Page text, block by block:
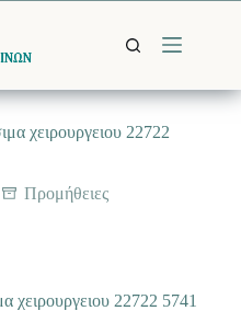
χειρουργειου 22722
Προμήθειες
χειρουργειου 22722 5741